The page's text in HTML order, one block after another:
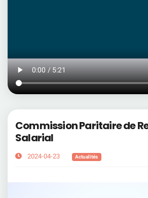
Commission Paritaire de
Salarial
2024-04-23 Actualités